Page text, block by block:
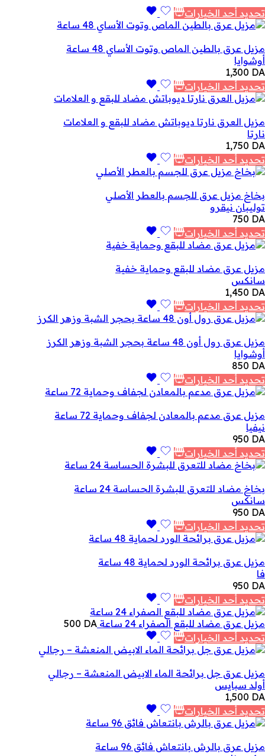
تحديد أحد الخيارات
مزيل عرق بالطين الماص وتوت الأساي 48 ساعة
أوشوايا
1,300 DA
تحديد أحد الخيارات
مزيل العرق نارتا ديوباتش مضاد للبقع و العلامات
نارتا
1,750 DA
تحديد أحد الخيارات
بخاخ مزيل عرق للجسم بالعطر الأصلي
توليبان نيقرو
750 DA
تحديد أحد الخيارات
مزيل عرق مضاد للبقع وحماية خفية
سانكس
1,450 DA
تحديد أحد الخيارات
مزيل عرق رول أون 48 ساعة بحجر الشبة وزهر الكرز
أوشوايا
850 DA
تحديد أحد الخيارات
مزيل عرق مدعم بالمعادن لجفاف وحماية 72 ساعة
نيفيا
950 DA
تحديد أحد الخيارات
بخاخ مضاد للتعرق للبشرة الحساسة 24 ساعة
سانكس
950 DA
تحديد أحد الخيارات
مزيل عرق برائحة الورد لحماية 48 ساعة
فا
950 DA
تحديد أحد الخيارات
مزيل عرق مضاد للبقع الصفراء 24 ساعة
500 DA
تحديد أحد الخيارات
مزيل عرق جل برائحة الماء الابيض المنعشة – رجالي
أولد سبايس
1,500 DA
تحديد أحد الخيارات
مزيل عرق بالرش بانتعاش فائق 96 ساعة